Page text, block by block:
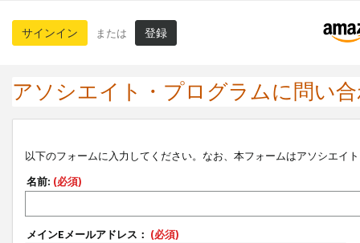
サインイン または 登録
アソシエイト・プログラムに問い
以下のフォームに入力してください。なお、本フォームはアソシエイ
名前: (必須)
メインEメールアドレス： (必須)